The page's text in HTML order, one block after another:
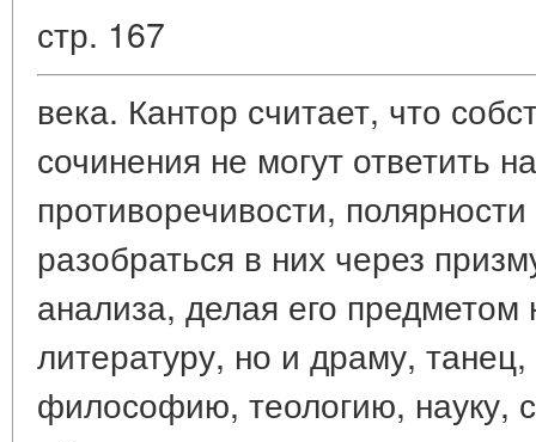
стр. 167
века. Кантор считает, что
сочинения не могут ответить
противоречивости,
разобраться в них через
анализа, делая его предметом
литературу, но и драму, танец,
философию, теологию, науку,